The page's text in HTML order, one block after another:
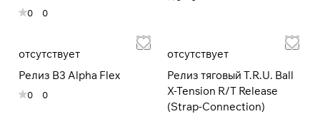
0 0
отсутствует
Релиз B3 Alpha Flex
0 0
отсутствует
Релиз тяговый T.R.U. Ball
X-Tension R/T Release
(Strap-Connection)